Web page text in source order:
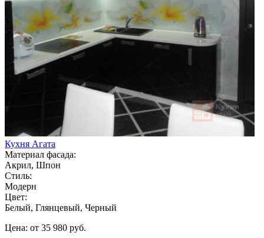
Кухня Агата
Материал фасада:
Акрил, Шпон
Стиль:
Модерн
Цвет:
Белый, Глянцевый, Черный
Цена: от 35 980 руб.